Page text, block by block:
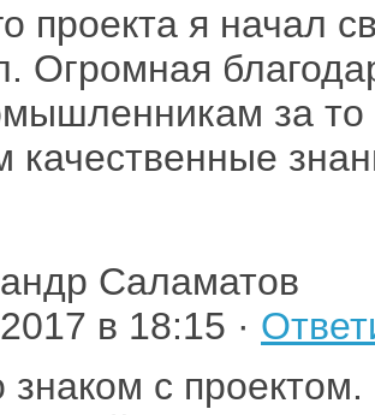
проекта я начал
Огромная
за то
качественные
Саламатов
в 18:15 ·
знаком с